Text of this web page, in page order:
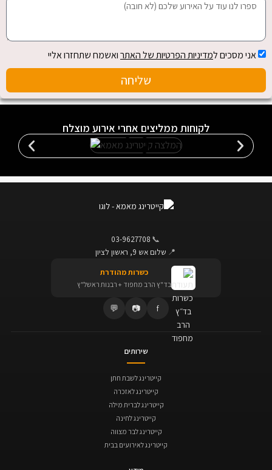
אני מסכים למדיניות הפרטיות של האתרואשמח שתחזרו אליי
שליחה
לקוחות ממליצים אחרי אירוע מוצלח
📞
03-9627708
📍 שלום אש 9, ראשון לציון
כשרות מהודרת
בד"ץ הרב מחפוד + רבנות ראשל"ץ
f
📷
💬
שירותים
קייטרינג לשבת חתן
קייטרינג לאזכרה
קייטרינג לברית מילה
קייטרינג לחינה
קייטרינג לבר מצווה
קייטרינג לאירועים בבית